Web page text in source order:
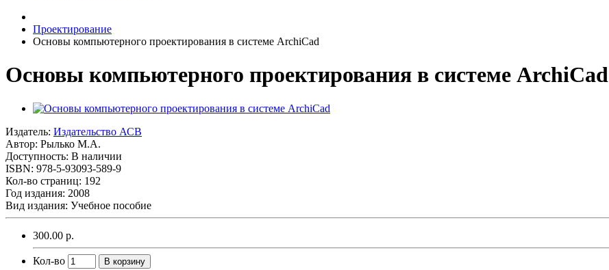
Проектирование
Основы компьютерного проектирования в системе ArchiCad
Основы компьютерного проектирования в системе ArchiCad
Издатель: Издательство АСВ
Автор: Рылько М.А.
Доступность: В наличии
ISBN: 978-5-93093-589-9
Кол-во страниц: 192
Год издания: 2008
Вид издания: Учебное пособие
300.00 р.
Кол-во В корзину